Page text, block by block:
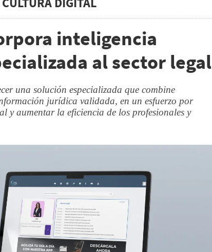
inteligencia
al sector legal
una solución especializada que combine
jurídica validada, en un esfuerzo por
y aumentar la eficiencia de los profesionales y